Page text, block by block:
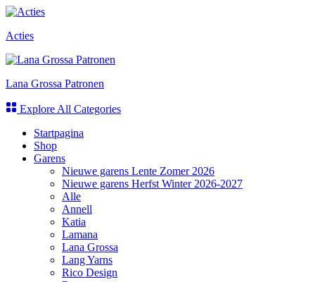
Acties
Lana Grossa Patronen
Explore All Categories
Startpagina
Shop
Garens
Nieuwe garens Lente Zomer 2026
Nieuwe garens Herfst Winter 2026-2027
Alle
Annell
Katia
Lamana
Lana Grossa
Lang Yarns
Rico Design